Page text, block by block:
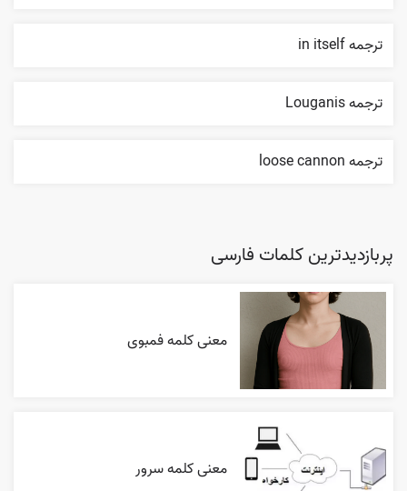
ترجمه in itself
ترجمه Louganis
ترجمه loose cannon
پربازدیدترین کلمات فارسی
معنی کلمه فمبوی
معنی کلمه سرور